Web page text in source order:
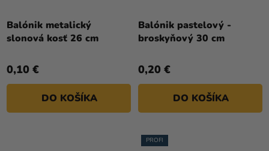
Balónik metalický
slonová kosť 26 cm
0,10 €
DO KOŠÍKA
Balónik pastelový -
broskyňový 30 cm
0,20 €
DO KOŠÍKA
PROFI